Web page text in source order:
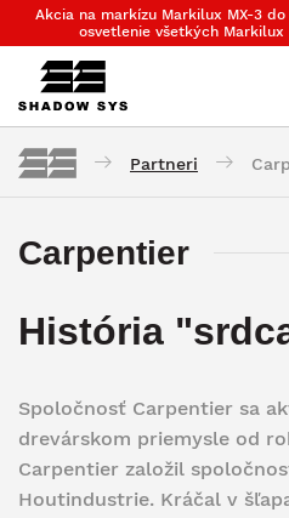
Akcia na markízu Markilux MX-3
osvetlenie všetkých
Partneri
Carpentier
História
Spoločnosť Carpentier sa
drevárskom priemysle od
Carpentier založil
Houtindustrie. Kráčal v